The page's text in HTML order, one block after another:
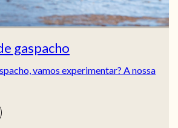
gaspacho
vamos experimentar? A nossa